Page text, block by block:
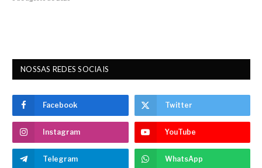
NOSSAS REDES SOCIAIS
Facebook Twitter
Instagram YouTube
Telegram WhatsApp